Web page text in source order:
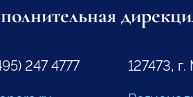
247 4777
127473,